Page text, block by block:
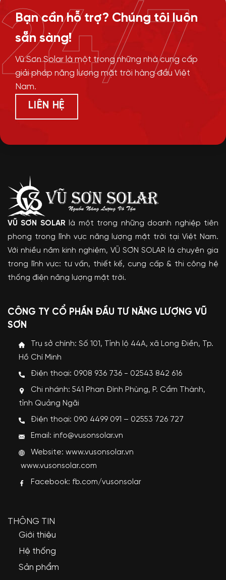
Bạn cần hỗ trợ? Chúng tôi luôn
sẵn sàng!
Vũ Sơn Solar là một trong những nhà cung cấp
giải pháp năng lượng mặt trời hàng đầu Việt
Nam.
LIÊN HỆ
24/7
VŨ SƠN SOLAR là một trong những doanh nghiệp tiên
phong trong lĩnh vực năng lượng mặt trời tại Việt Nam.
Với nhiều năm kinh nghiệm, VŨ SƠN SOLAR là chuyên gia
trong lĩnh vực: tư vấn, thiết kế, cung cấp & thi công hệ
thống điện năng lượng mặt trời.
CÔNG TY CỔ PHẦN ĐẦU TƯ NĂNG LƯỢNG VŨ
SƠN
Trụ sở chính: Số 101, Tỉnh lộ 44A, xã Long Điền, Tp.
Hồ Chí Minh
Điện thoại: 0908 936 736 - 02543 842 616
Chi nhánh: 541 Phan Đình Phùng, P. Cẩm Thành,
tỉnh Quảng Ngãi
Điện thoại: 090 4499 091 – 02553 726 727
Email: info@vusonsolar.vn
Website:www.vusonsolar.vn
www.vusonsolar.com
Facebook: fb.com/vusonsolar
THÔNG TIN
Giới thiệu
Hệ thống
Sản phẩm